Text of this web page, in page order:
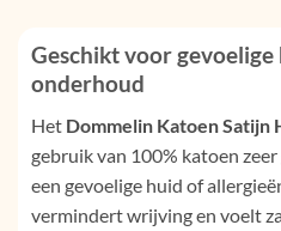
Geschikt voor
onderhoud
Het Dommelin Katoen Satijn
gebruik van 100% katoen
een gevoelige huid of
vermindert wrijving en voelt